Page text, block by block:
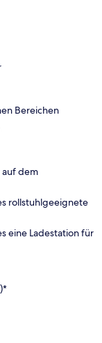
Bereichen
auf dem
rollstuhlgeeignete
eine Ladestation für